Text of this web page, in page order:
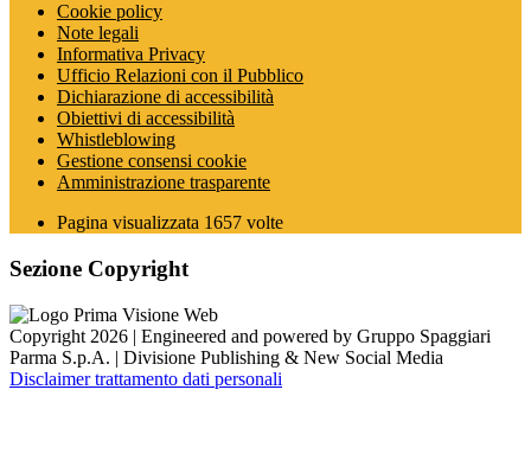
Cookie policy
Note legali
Informativa Privacy
Ufficio Relazioni con il Pubblico
Dichiarazione di accessibilità
Obiettivi di accessibilità
Whistleblowing
Gestione consensi cookie
Amministrazione trasparente
Pagina visualizzata 1657 volte
Sezione Copyright
Copyright 2026 | Engineered and powered by Gruppo Spaggiari
Parma S.p.A. | Divisione Publishing & New Social Media
Disclaimer trattamento dati personali